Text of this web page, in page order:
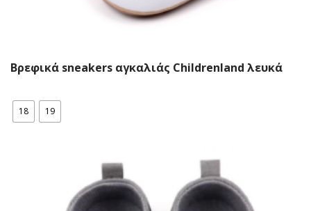
Βρεφικά sneakers αγκαλιάς Childrenland λευκά
18 19